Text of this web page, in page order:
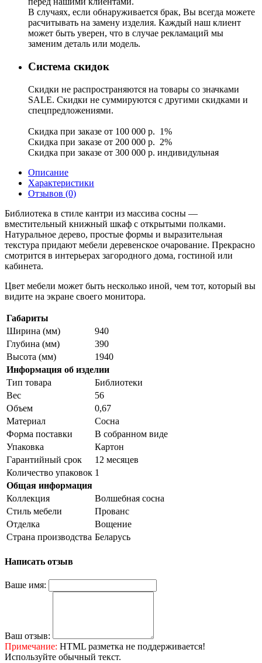
В случаях, если обнаруживается брак, Вы всегда можете
расчитывать на замену изделия. Каждый наш клиент
может быть уверен, что в случае рекламаций мы
заменим деталь или модель.
Система скидок
Скидки не распространяются на товары со значками
SALE. Скидки не суммируются с другими скидками и
спецпредложениями.
Скидка при заказе от 100 000 р. 1%
Скидка при заказе от 200 000 р. 2%
Скидка при заказе от 300 000 р. индивидульная
Описание
Характеристики
Отзывов (0)
Библиотека в стиле кантри из массива сосны —
вместительный книжный шкаф с открытыми полками.
Натуральное дерево, простые формы и выразительная
текстура придают мебели деревенское очарование. Прекрасно
смотрится в интерьерах загородного дома, гостиной или
кабинета.
Цвет мебели может быть несколько иной, чем тот, который вы
видите на экране своего монитора.
Габариты
Ширина (мм)
940
Глубина (мм)
390
Высота (мм)
1940
Информация об изделии
Тип товара
Библиотеки
Вес
56
Объем
0,67
Материал
Сосна
Форма поставки
В собранном виде
Упаковка
Картон
Гарантийный срок
12 месяцев
Количество упаковок 1
Общая информация
Коллекция
Волшебная сосна
Стиль мебели
Прованс
Отделка
Вощение
Страна производства Беларусь
Написать отзыв
Ваше имя:
Ваш отзыв:
Примечание: HTML разметка не поддерживается!
Используйте обычный текст.